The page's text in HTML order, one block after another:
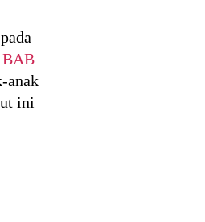
anak
ini